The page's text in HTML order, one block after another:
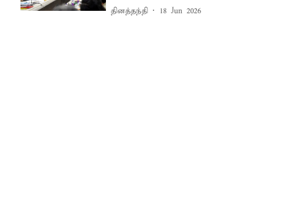
தினத்தந்தி 18 Jun 2026